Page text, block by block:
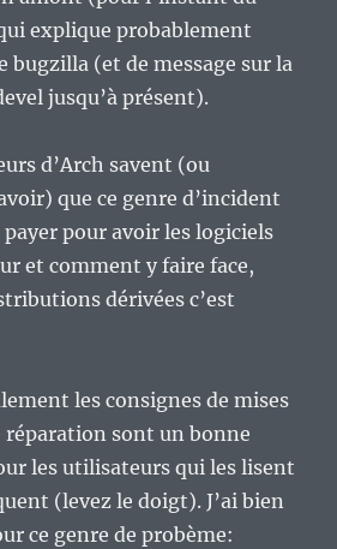
explique probablement
bugzilla (et de message sur la
jusqu’à présent).
d’Arch savent (ou
que ce genre d’incident
pour avoir les logiciels
et comment y faire face,
dérivées c’est
les consignes de mises
réparation sont un bonne
les utilisateurs qui les lisent
(levez le doigt). J’ai bien
ce genre de probème: